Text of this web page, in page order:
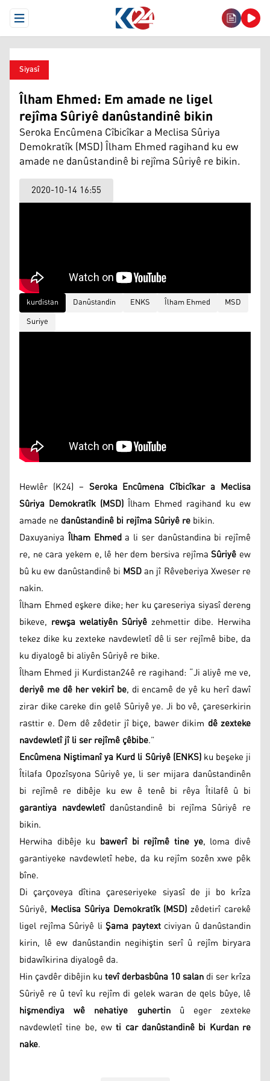
Open Menu
Siyasî
Îlham Ehmed: Em amade ne ligel
rejîma Sûriyê danûstandinê bikin
Seroka Encûmena Cîbicîkar a Meclisa Sûriya
Demokratîk (MSD) Îlham Ehmed ragihand ku ew
amade ne danûstandinê bi rejîma Sûriyê re bikin.
2020-10-14 16:55
kurdistan Danûstandin ENKS Îlham Ehmed
MSD
Suriye
Hewlêr (K24) – Seroka Encûmena Cîbicîkar a Meclisa
Sûriya Demokratîk (MSD) Îlham Ehmed ragihand ku ew
amade ne danûstandinê bi rejîma Sûriyê rebikin.
DaxuyaniyaÎlham Ehmeda li ser danûstandina bi rejîmê
re, ne cara yekem e, lê her dem bersiva rejîmaSûriyê ew
bû ku ew danûstandinê bi MSDan jî Rêveberiya Xweser re
nakin.
Îlham Ehmed eşkere dike; her ku çareseriya siyasî dereng
bikeve, rewşa welatiyên Sûriyê zehmettir dibe. Herwiha
tekez dike ku zexteke navdewletî dê li ser rejîmê bibe, da
ku diyalogê bi aliyên Sûriyê re bike.
Îlham Ehmed ji Kurdistan24ê re ragihand: “Ji aliyê me ve,
deriyê me dê her vekirî be, di encamê de yê ku herî dawî
zirar dike careke din gelê Sûriyê ye. Ji bo vê, çareserkirin
rasttir e. Dem dê zêdetir jî biçe, bawer dikim dê zexteke
navdewletî jî li ser rejîmê çêbibe.”
Encûmena Niştimanî ya Kurd li Sûriyê (ENKS)ku beşeke ji
Îtilafa Opozîsyona Sûriyê ye, li ser mijara danûstandinên
bi rejîmê re dibêje ku ew ê tenê bi rêya Îtilafê û bi
garantiya navdewletîdanûstandinê bi rejîma Sûriyê re
bikin.
Herwiha dibêje ku bawerî bi rejîmê tine ye, loma divê
garantiyeke navdewletî hebe, da ku rejîm sozên xwe pêk
bîne.
Di çarçoveya dîtina çareseriyeke siyasî de ji bo krîza
Sûriyê, Meclisa Sûriya Demokratîk (MSD) zêdetirî carekê
ligel rejîma Sûriyê li Şama paytextciviyan û danûstandin
kirin, lê ew danûstandin negihiştin serî û rejîm biryara
bidawîkirina diyalogê da.
Hin çavdêr dibêjin kutevî derbasbûna 10 salandi ser krîza
Sûriyê re û tevî ku rejîm di gelek waran de qels bûye, lê
hişmendiya wê nehatiye guhertinû eger zexteke
navdewletî tine be, ewti car danûstandinê bi Kurdan re
nake.